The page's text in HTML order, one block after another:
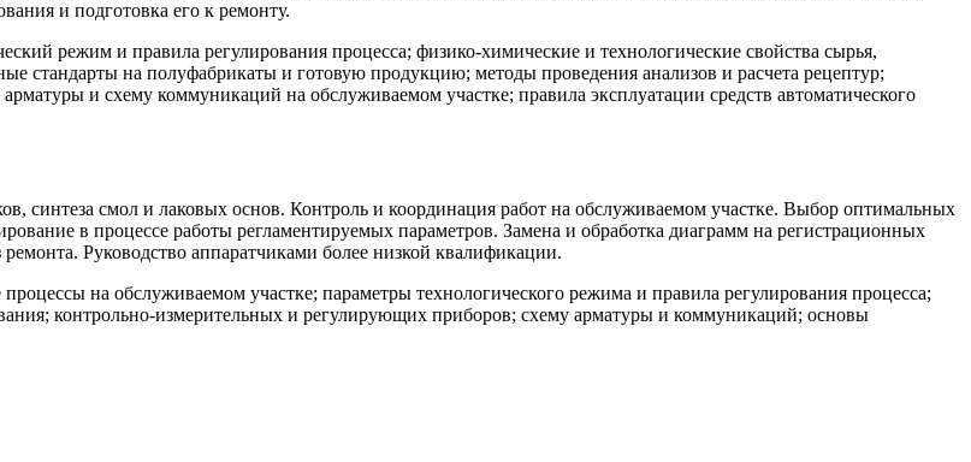
и подготовка его к ремонту.
режим и правила регулирования процесса; физико-химические и технологические свойства сырья,
стандарты на полуфабрикаты и готовую продукцию; методы проведения анализов и расчета рецептур;
и схему коммуникаций на обслуживаемом участке; правила эксплуатации средств автоматического
синтеза смол и лаковых основ. Контроль и координация работ на обслуживаемом участке. Выбор оптимальных
в процессе работы регламентируемых параметров. Замена и обработка диаграмм на регистрационных
Руководство аппаратчиками более низкой квалификации.
на обслуживаемом участке; параметры технологического режима и правила регулирования процесса;
контрольно-измерительных и регулирующих приборов; схему арматуры и коммуникаций; основы